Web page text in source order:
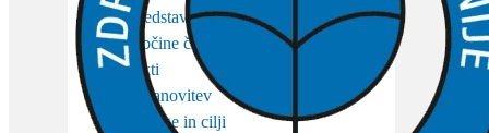
Predstavitev
Občine članice
Akti
Ustanovitev
Naloge in cilji